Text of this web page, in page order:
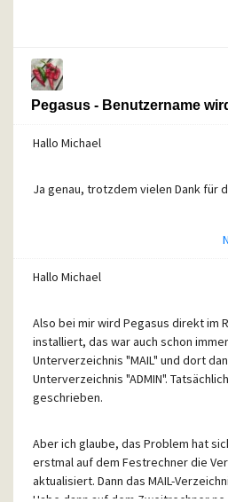
Pegasus - Benutzername
Hallo Michael
Ja genau, trotzdem vielen Dank für
Hallo Michael
Also bei mir wird Pegasus direkt im
installiert, das war auch schon
Unterverzeichnis "MAIL" und dort
Unterverzeichnis "ADMIN".
geschrieben.
Aber ich glaube, das Problem hat
erstmal auf dem Festrechner die
aktualisiert. Dann das MAIL-